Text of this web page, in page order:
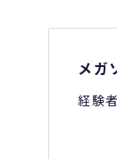
メガ
経験